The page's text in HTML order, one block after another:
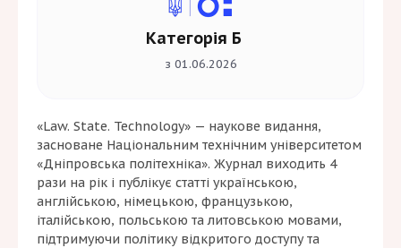
«Law. State. Technology» — наукове видання,
засноване Національним технічним університетом
«Дніпровська політехніка». Журнал виходить 4
рази на рік і публікує статті українською,
англійською, німецькою, французькою,
італійською, польською та литовською мовами,
підтримуючи політику відкритого доступу та
Категорія Б
з 01.06.2026